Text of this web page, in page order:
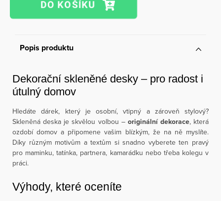
Popis produktu
Dekorační skleněné desky – pro radost i
útulný domov
Hledáte dárek, který je osobní, vtipný a zároveň stylový?
Skleněná deska je skvělou volbou – originální dekorace, která
ozdobí domov a připomene vašim blízkým, že na ně myslíte.
Díky různým motivům a textům si snadno vyberete ten pravý
pro maminku, tatínka, partnera, kamarádku nebo třeba kolegu v
práci.
Výhody, které oceníte